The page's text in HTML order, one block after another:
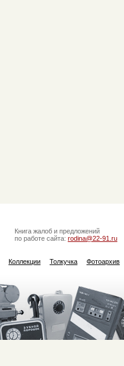
Книга жалоб и предложений
по работе сайта: rodina@22-91.ru
Коллекции Толкучка Фотоархив